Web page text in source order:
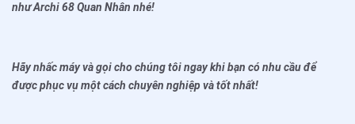
như Archi 68 Quan Nhân nhé!
Hãy nhấc máy và gọi cho chúng tôi ngay khi bạn có nhu cầu để
được phục vụ một cách chuyên nghiệp và tốt nhất!